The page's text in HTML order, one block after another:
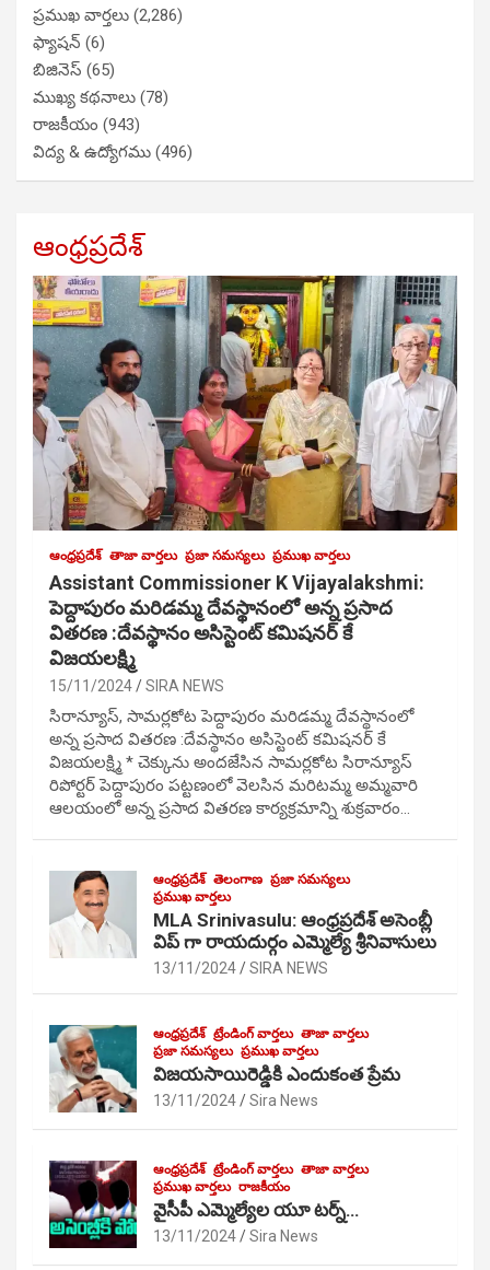
ప్రముఖ వార్తలు (2,286)
ఫ్యాషన్ (6)
బిజినెస్ (65)
ముఖ్య కథనాలు (78)
రాజకీయం (943)
విద్య & ఉద్యోగము (496)
ఆంధ్రప్రదేశ్
ఆంధ్రప్రదేశ్ తాజా వార్తలు ప్రజా సమస్యలు ప్రముఖ వార్తలు
Assistant Commissioner K Vijayalakshmi:
పెద్దాపురం మరిడమ్మ దేవస్థానంలో అన్న ప్రసాద
వితరణ :దేవస్థానం అసిస్టెంట్ కమిషనర్ కే
విజయలక్ష్మి
15/11/2024 SIRA NEWS
సిరాన్యూస్, సామర్లకోట పెద్దాపురం మరిడమ్మ దేవస్థానంలో
అన్న ప్రసాద వితరణ :దేవస్థానం అసిస్టెంట్ కమిషనర్ కే
విజయలక్ష్మి * చెక్కును అందజేసిన సామర్లకోట సిరాన్యూస్
రిపోర్టర్ పెద్దాపురం పట్టణంలో వెలసిన మరిటమ్మ అమ్మవారి
ఆలయంలో అన్న ప్రసాద వితరణ కార్యక్రమాన్ని శుక్రవారం…
ఆంధ్రప్రదేశ్ తెలంగాణ ప్రజా సమస్యలు
ప్రముఖ వార్తలు
MLA Srinivasulu: ఆంధ్రప్రదేశ్ అసెంబ్లీ
విప్ గా రాయదుర్గం ఎమ్మెల్యే శ్రీనివాసులు
13/11/2024 SIRA NEWS
ఆంధ్రప్రదేశ్ ట్రేండింగ్ వార్తలు తాజా వార్తలు
ప్రజా సమస్యలు ప్రముఖ వార్తలు
విజయసాయిరెడ్డికి ఎందుకంత ప్రేమ
13/11/2024 Sira News
ఆంధ్రప్రదేశ్ ట్రేండింగ్ వార్తలు తాజా వార్తలు
ప్రముఖ వార్తలు రాజకీయం
వైసీపీ ఎమ్మెల్యేల యూ టర్న్…
13/11/2024 Sira News